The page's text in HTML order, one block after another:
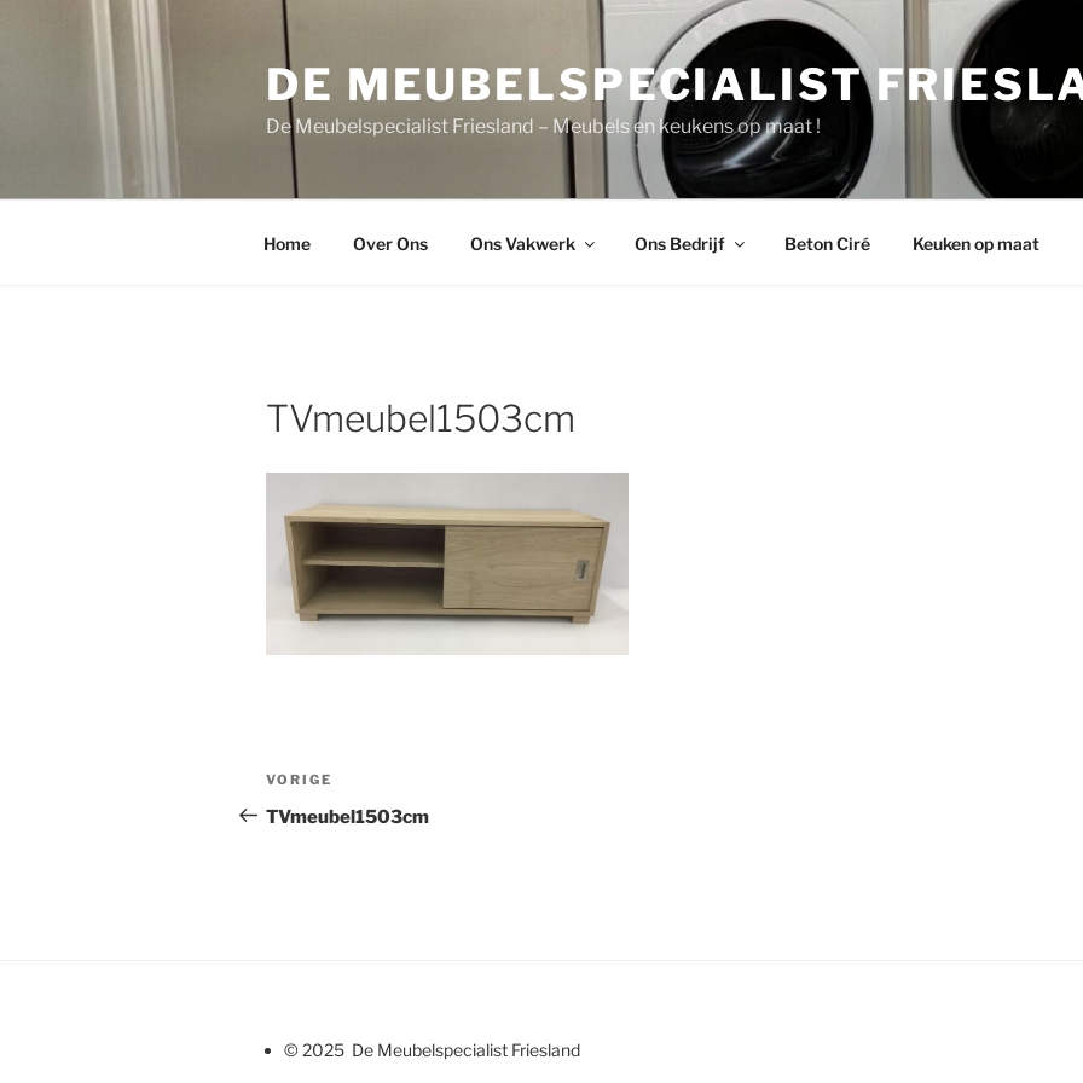
DE MEUBELSPECIALIST
De Meubelspecialist Friesland – Meubels en keukens op maat !
Home Over Ons Ons Vakwerk Ons Bedrijf Beton Ciré Keuken op maat
TVmeubel1503cm
Bericht
navigatie
Vorig
bericht
VORIGE
TVmeubel1503cm
© 2025 De Meubelspecialist Friesland